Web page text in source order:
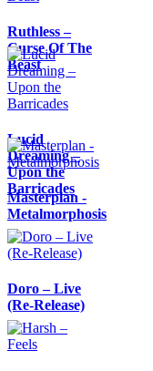
Ruthless –
Curse Of The
Beast
Lucid
Dreaming –
Upon the
Barricades
Masterplan -
Metalmorphosis
Doro – Live
(Re-Release)